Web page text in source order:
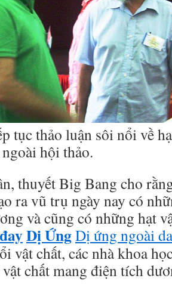
tục thảo luận sôi nổi về
hội thảo.
thuyết Big Bang cho
ra vũ trụ ngày nay có
và cũng có những hạt
Dị ỨngDị ứng ngoài da
vật chất, các nhà khoa
chất mang điện tích